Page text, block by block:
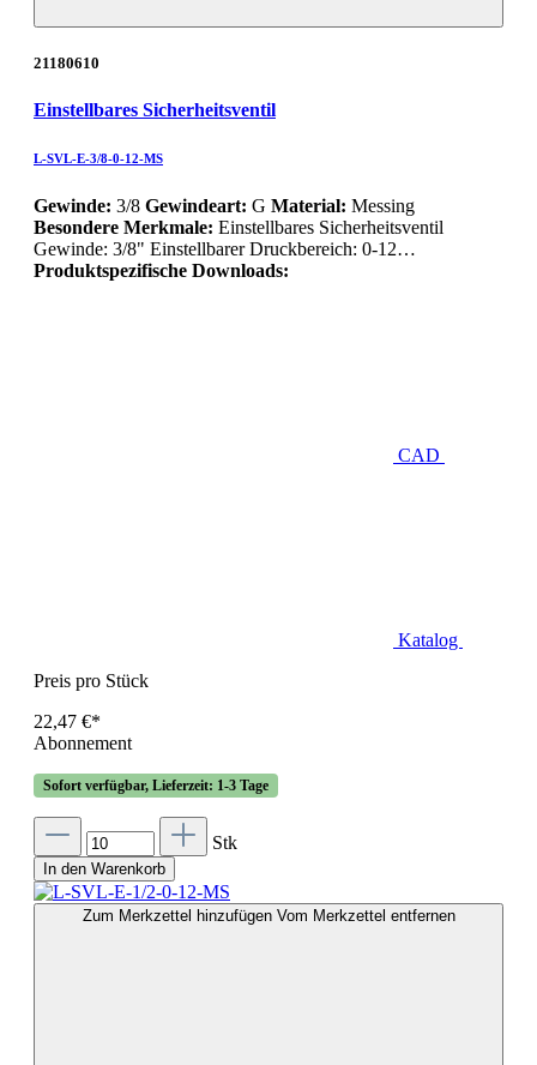
21180610
Einstellbares Sicherheitsventil
L-SVL-E-3/8-0-12-MS
Gewinde: 3/8 Gewindeart: G Material: Messing
Besondere Merkmale: Einstellbares Sicherheitsventil
Gewinde: 3/8" Einstellbarer Druckbereich: 0-12…
Produktspezifische Downloads:
CAD
Katalog
Preis pro Stück
22,47 €*
Abonnement
Sofort verfügbar, Lieferzeit: 1-3 Tage
Stk
In den Warenkorb
Zum Merkzettel hinzufügen Vom Merkzettel entfernen